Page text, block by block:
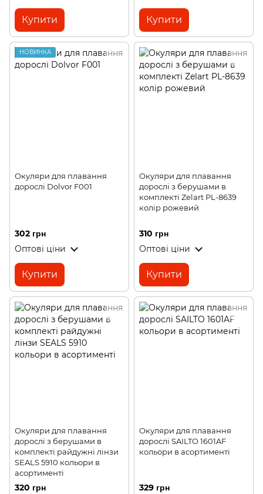
Купити Купити
НОВИНКА
Окуляри для плавання
дорослі Dolvor F001
302 грн
Оптові ціни
Купити
Окуляри для плавання
дорослі з берушами в
комплекті Zelart PL-8639
колір рожевий
310 грн
Оптові ціни
Купити
Окуляри для плавання
дорослі з берушами в
комплекті райдужні лінзи
SEALS 5910 кольори в
асортименті
320 грн
Окуляри для плавання
дорослі SAILTO 1601AF
кольори в асортименті
329 грн